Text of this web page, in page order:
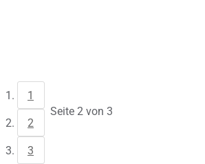
1
2
3
Seite 2 von 3